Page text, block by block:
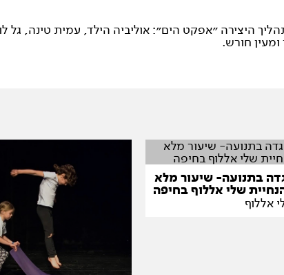
היצירה ״אפקט הים״: אוליביה הילד, עמית טינה, גל
ומעין חורש.
בתנועה- שיעור מלא
שלי אללוף בחיפה
אללוף